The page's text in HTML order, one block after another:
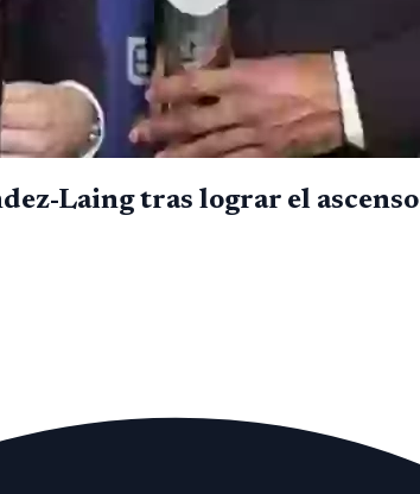
Laing tras lograr el ascenso